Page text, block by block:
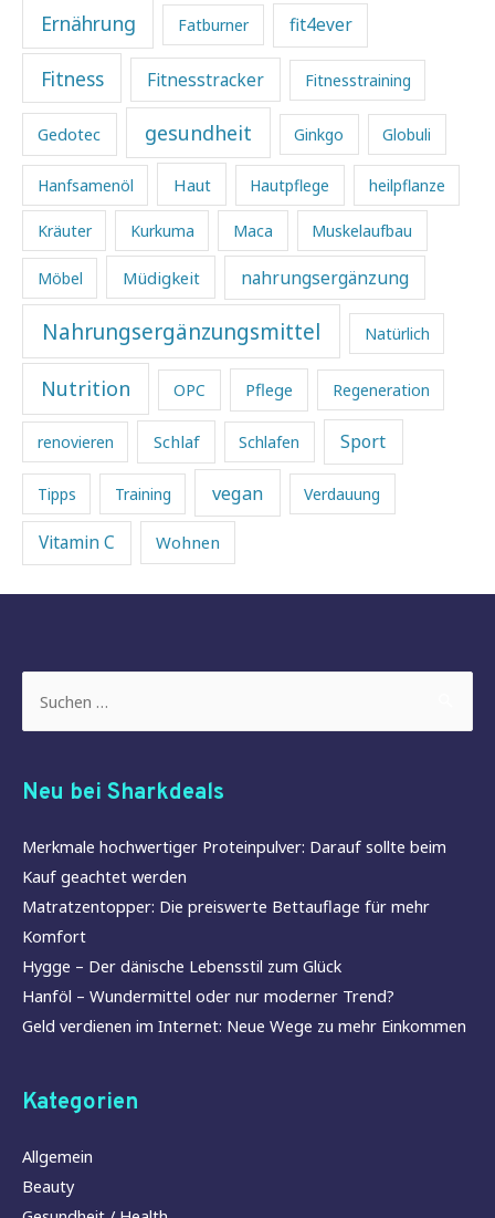
Ernährung Fatburner fit4ever
Fitness Fitnesstracker Fitnesstraining
Gedotec gesundheit Ginkgo Globuli
Hanfsamenöl Haut Hautpflege heilpflanze
Kräuter Kurkuma Maca Muskelaufbau
Möbel Müdigkeit nahrungsergänzung
Nahrungsergänzungsmittel Natürlich
Nutrition OPC Pflege Regeneration
renovieren Schlaf Schlafen Sport
Tipps Training vegan Verdauung
Vitamin C Wohnen
nach:
Neu bei Sharkdeals
Merkmale hochwertiger Proteinpulver: Darauf sollte beim
Kauf geachtet werden
Matratzentopper: Die preiswerte Bettauflage für mehr
Komfort
Hygge – Der dänische Lebensstil zum Glück
Hanföl – Wundermittel oder nur moderner Trend?
Geld verdienen im Internet: Neue Wege zu mehr Einkommen
Kategorien
Allgemein
Beauty